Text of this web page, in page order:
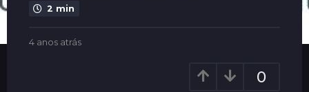
s
t
2 min
b
4 anos atrás
0